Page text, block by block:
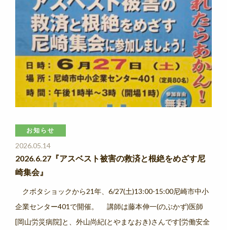
お知らせ
2026.05.14
2026.6.27『アスベスト被害の救済と根絶をめざす尼
崎集会』
クボタショックから21年、6/27(土)13:00-15:00尼崎市中小
企業センター401で開催。 講師は藤本伸一(のぶかず)医師
[岡山労災病院]と、外山尚紀(とやまなおき)さんです[労働安全